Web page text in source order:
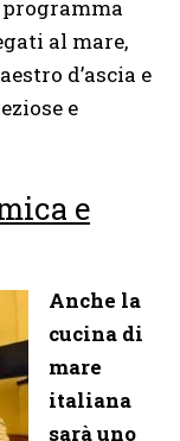
programma
al mare,
d’ascia e
e
e
Anche la
cucina di
mare
italiana
sarà uno